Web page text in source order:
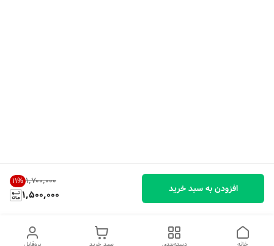
۱٬۷۰۰٬۰۰۰ 11%
1,500,000 افزودن به سبد خرید